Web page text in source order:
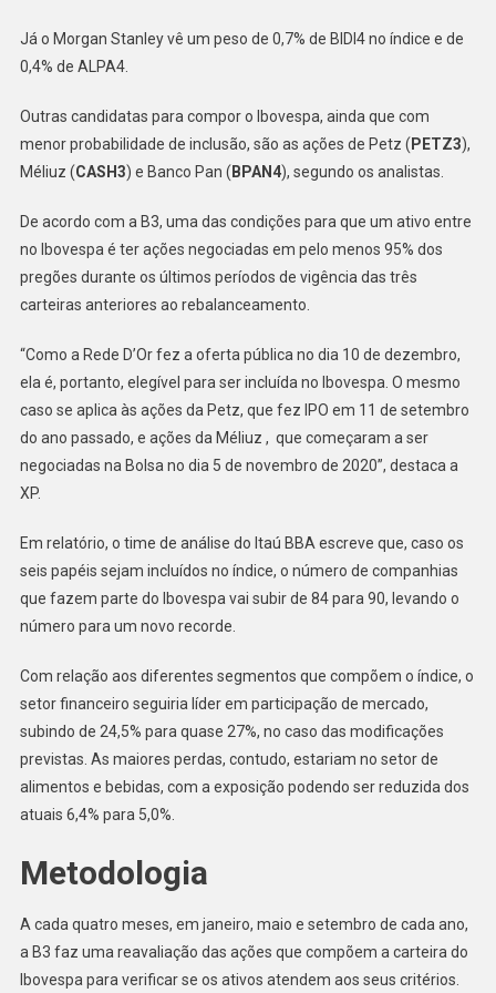
Já o Morgan Stanley vê um peso de 0,7% de BIDI4 no índice e de
0,4% de ALPA4.
Outras candidatas para compor o Ibovespa, ainda que com
menor probabilidade de inclusão, são as ações de Petz ( PETZ3),
Méliuz (CASH3) e Banco Pan ( BPAN4), segundo os analistas.
De acordo com a B3, uma das condições para que um ativo entre
no Ibovespa é ter ações negociadas em pelo menos 95% dos
pregões durante os últimos períodos de vigência das três
carteiras anteriores ao rebalanceamento.
“Como a Rede D’Or fez a oferta pública no dia 10 de dezembro,
ela é, portanto, elegível para ser incluída no Ibovespa. O mesmo
caso se aplica às ações da Petz, que fez IPO em 11 de setembro
do ano passado, e ações da Méliuz , que começaram a ser
negociadas na Bolsa no dia 5 de novembro de 2020”, destaca a
XP.
Em relatório, o time de análise do Itaú BBA escreve que, caso os
seis papéis sejam incluídos no índice, o número de companhias
que fazem parte do Ibovespa vai subir de 84 para 90, levando o
número para um novo recorde.
Com relação aos diferentes segmentos que compõem o índice, o
setor financeiro seguiria líder em participação de mercado,
subindo de 24,5% para quase 27%, no caso das modificações
previstas. As maiores perdas, contudo, estariam no setor de
alimentos e bebidas, com a exposição podendo ser reduzida dos
atuais 6,4% para 5,0%.
Metodologia
A cada quatro meses, em janeiro, maio e setembro de cada ano,
a B3 faz uma reavaliação das ações que compõem a carteira do
Ibovespa para verificar se os ativos atendem aos seus critérios.